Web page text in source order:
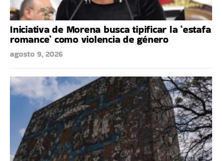
Iniciativa de Morena busca tipificar la ‘estafa
romance’ como violencia de género
agosto 9, 2026